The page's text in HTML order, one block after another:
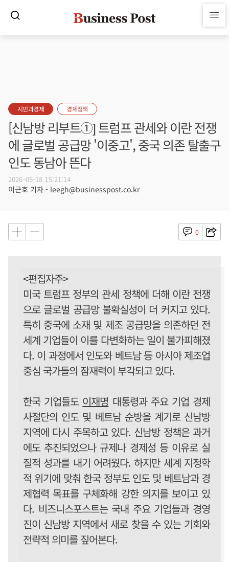
시민과경제 경제정책
[신남방 리부트①] 트럼프 관세와 이란 전쟁
에 글로벌 공급망 '이중고', 중국 의존 탈출구
인도 동남아 뜬다
2026-05-18 15:21:14
이근호 기자 - leegh@businesspost.co.kr
0
<편집자주>
미국 트럼프 정부의 관세 정책에 더해 이란 전쟁
으로 글로벌 공급망 불확실성이 더 커지고 있다.
특히 중국에 소재 및 제조 공급망을 의존하던 전
세계 기업들이 이를 다변화하는 일이 불가피해졌
다. 이 과정에서 인도와 베트남 등 아시아 제조업
중심 국가들의 잠재력이 부각되고 있다.
한국 기업들도 이재명 대통령과 주요 기업 경제
사절단의 인도 및 베트남 순방을 계기로 신남방
지역에 다시 주목하고 있다. 신남방 정책은 과거
에도 추진되었으나 규제나 경제성 등 이유로 실
질적 성과를 내기 어려웠다. 하지만 세계 지정학
적 위기에 맞춰 한국 정부도 인도 및 베트남과 경
제협력 목표를 구체화해 강한 의지를 보이고 있
다. 비즈니스포스트는 국내 주요 기업들과 경영
진이 신남방 지역에서 새로 찾을 수 있는 기회와
전략적 의미를 짚어본다.